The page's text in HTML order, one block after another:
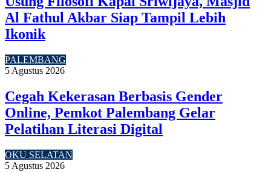
Al Fathul Akbar Siap Tampil Lebih
Ikonik
PALEMBANG
5 Agustus 2026
Cegah Kekerasan Berbasis Gender
Online, Pemkot Palembang Gelar
Pelatihan Literasi Digital
OKU SELATAN
5 Agustus 2026